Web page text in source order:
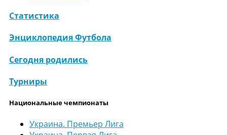
Статистика
Энциклопедия Футбола
Сегодня родились
Турниры
Национальные чемпионаты
Украина. Премьер Лига